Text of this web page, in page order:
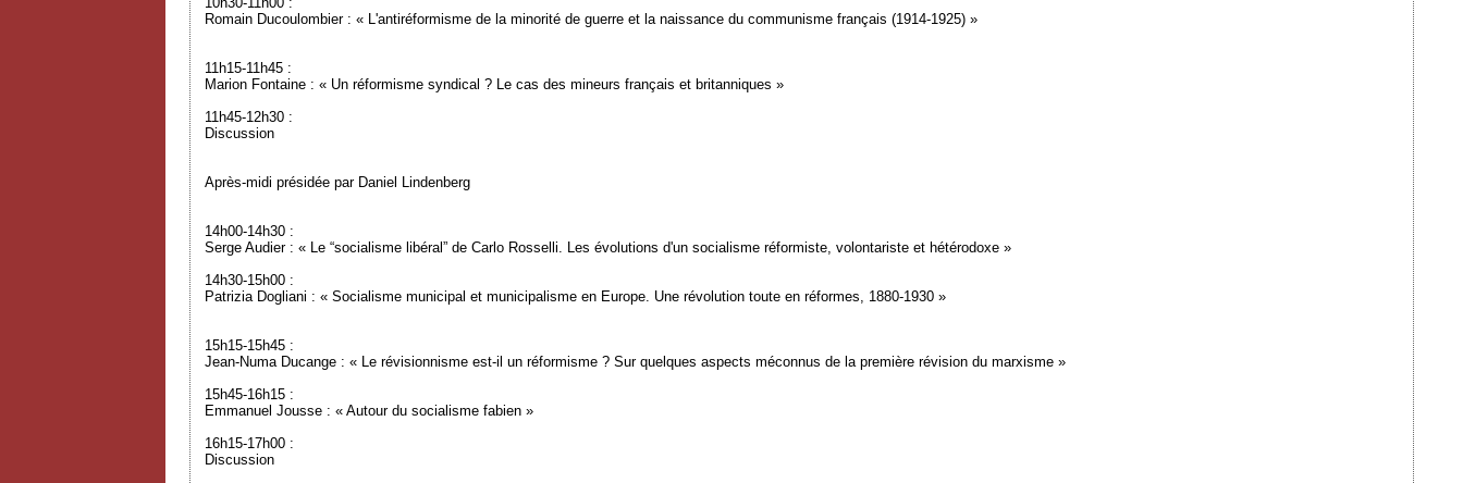
Romain Ducoulombier : « L'antiréformisme de la minorité de guerre et la naissance du communisme français (1914-1925) »
11h15-11h45 :
Marion Fontaine : « Un réformisme syndical ? Le cas des mineurs français et britanniques »
11h45-12h30 :
Discussion
Après-midi présidée par Daniel Lindenberg
14h00-14h30 :
Serge Audier : « Le “socialisme libéral” de Carlo Rosselli. Les évolutions d'un socialisme réformiste, volontariste et hétérodoxe »
14h30-15h00 :
Patrizia Dogliani : « Socialisme municipal et municipalisme en Europe. Une révolution toute en réformes, 1880-1930 »
15h15-15h45 :
Jean-Numa Ducange : « Le révisionnisme est-il un ­réformisme ? Sur quelques aspects méconnus de la première révision du marxisme »
15h45-16h15 :
Emmanuel Jousse : « Autour du socialisme fabien »
16h15-17h00 :
Discussion